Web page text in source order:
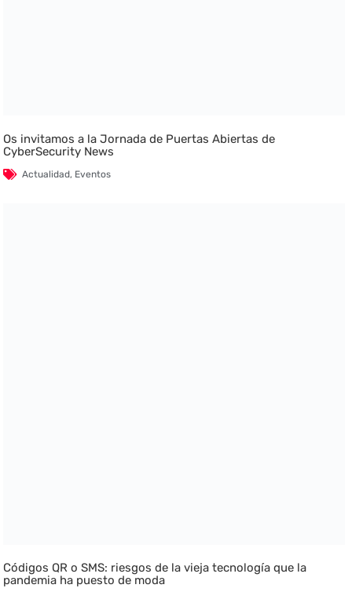
Os invitamos a la Jornada de Puertas Abiertas de
CyberSecurity News
Actualidad, Eventos
Códigos QR o SMS: riesgos de la vieja tecnología que la
pandemia ha puesto de moda